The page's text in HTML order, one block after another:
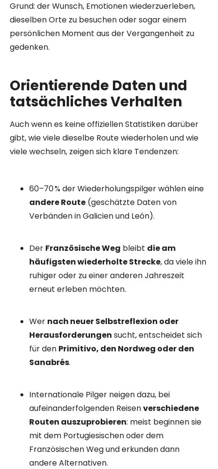
Grund: der Wunsch, Emotionen wiederzuerleben,
dieselben Orte zu besuchen oder sogar einem
persönlichen Moment aus der Vergangenheit zu
gedenken.
Orientierende Daten und
tatsächliches Verhalten
Auch wenn es keine offiziellen Statistiken darüber
gibt, wie viele dieselbe Route wiederholen und wie
viele wechseln, zeigen sich klare Tendenzen:
60–70 % der Wiederholungspilger wählen eine
andere Route (geschätzte Daten von
Verbänden in Galicien und León).
Der Französische Weg bleibt die am
häufigsten wiederholte Strecke, da viele ihn
ruhiger oder zu einer anderen Jahreszeit
erneut erleben möchten.
Wer nach neuer Selbstreflexion oder
Herausforderungen sucht, entscheidet sich
für den Primitivo, den Nordweg oder den
Sanabrés.
Internationale Pilger neigen dazu, bei
aufeinanderfolgenden Reisenverschiedene
Routen auszuprobieren: meist beginnen sie
mit dem Portugiesischen oder dem
Französischen Weg und erkunden dann
andere Alternativen.